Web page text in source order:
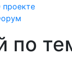
проекте
по